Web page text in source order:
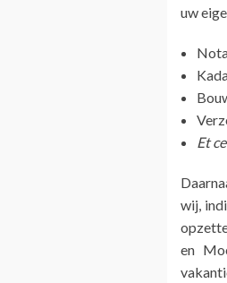
uw
Et
wij,
en